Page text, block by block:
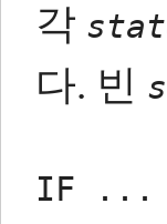
각
다. 빈
IF ...